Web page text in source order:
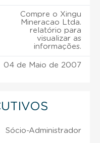
Compre o Xingu
Mineracao Ltda.
relatório para
visualizar as
informações.
04 de Maio de 2007
Sócio-Administrador